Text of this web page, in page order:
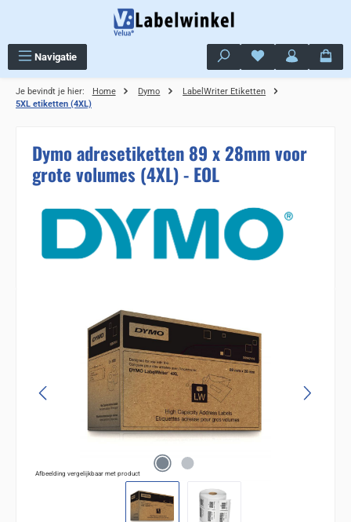
Navigatie Je hebt 0 items op
Je bevindt je hier: Home Dymo
LabelWriter Etiketten
5XL etiketten (4XL)
Dymo adresetiketten 89 x 28mm voor
grote volumes (4XL) - EOL
Sla de afbeeldingengalerij over
Afbeelding vergelijkbaar met product